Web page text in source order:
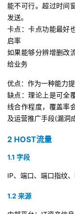
能不可行。超过时间
发送。
卡点：卡点功能最好
启率
如果能够分辨增删改
给业务
优点：作为一种能力
缺点：理论上是可全
线合作程度，覆盖率
及运营推广手段(漏洞
2 HOST流量
1.1 字段
IP、端口、端口指纹
1.2 来源